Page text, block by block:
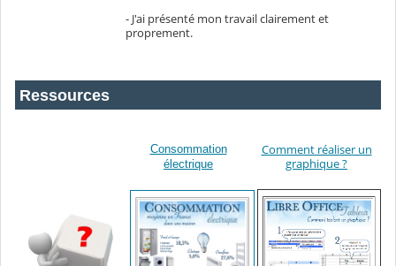
- J'ai présenté mon travail clairement et
proprement.
Ressources
Consommation
électrique
Comment réaliser un
graphique ?